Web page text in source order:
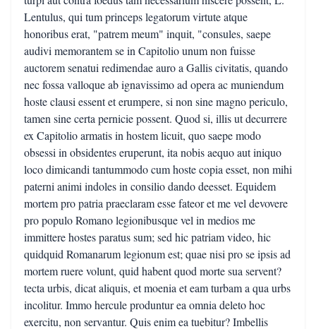
Lentulus, qui tum princeps legatorum virtute atque
honoribus erat, "patrem meum" inquit, "consules, saepe
audivi memorantem se in Capitolio unum non fuisse
auctorem senatui redimendae auro a Gallis civitatis, quando
nec fossa valloque ab ignavissimo ad opera ac muniendum
hoste clausi essent et erumpere, si non sine magno periculo,
tamen sine certa pernicie possent. Quod si, illis ut decurrere
ex Capitolio armatis in hostem licuit, quo saepe modo
obsessi in obsidentes eruperunt, ita nobis aequo aut iniquo
loco dimicandi tantummodo cum hoste copia esset, non mihi
paterni animi indoles in consilio dando deesset. Equidem
mortem pro patria praeclaram esse fateor et me vel devovere
pro populo Romano legionibusque vel in medios me
immittere hostes paratus sum; sed hic patriam video, hic
quidquid Romanarum legionum est; quae nisi pro se ipsis ad
mortem ruere volunt, quid habent quod morte sua servent?
tecta urbis, dicat aliquis, et moenia et eam turbam a qua urbs
incolitur. Immo hercule produntur ea omnia deleto hoc
exercitu, non servantur. Quis enim ea tuebitur? Imbellis